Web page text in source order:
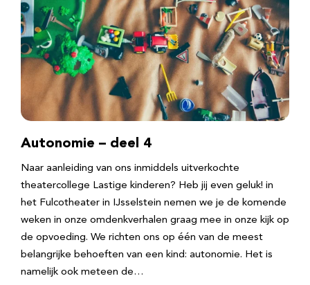
Autonomie – deel 4
Naar aanleiding van ons inmiddels uitverkochte
theatercollege Lastige kinderen? Heb jij even geluk! in
het Fulcotheater in IJsselstein nemen we je de komende
weken in onze omdenkverhalen graag mee in onze kijk op
de opvoeding. We richten ons op één van de meest
belangrijke behoeften van een kind: autonomie. Het is
namelijk ook meteen de…